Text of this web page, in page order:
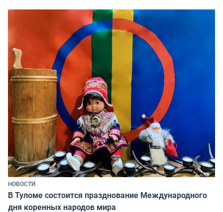
НОВОСТИ
В Туломе состоится празднование Международного
дня коренных народов мира